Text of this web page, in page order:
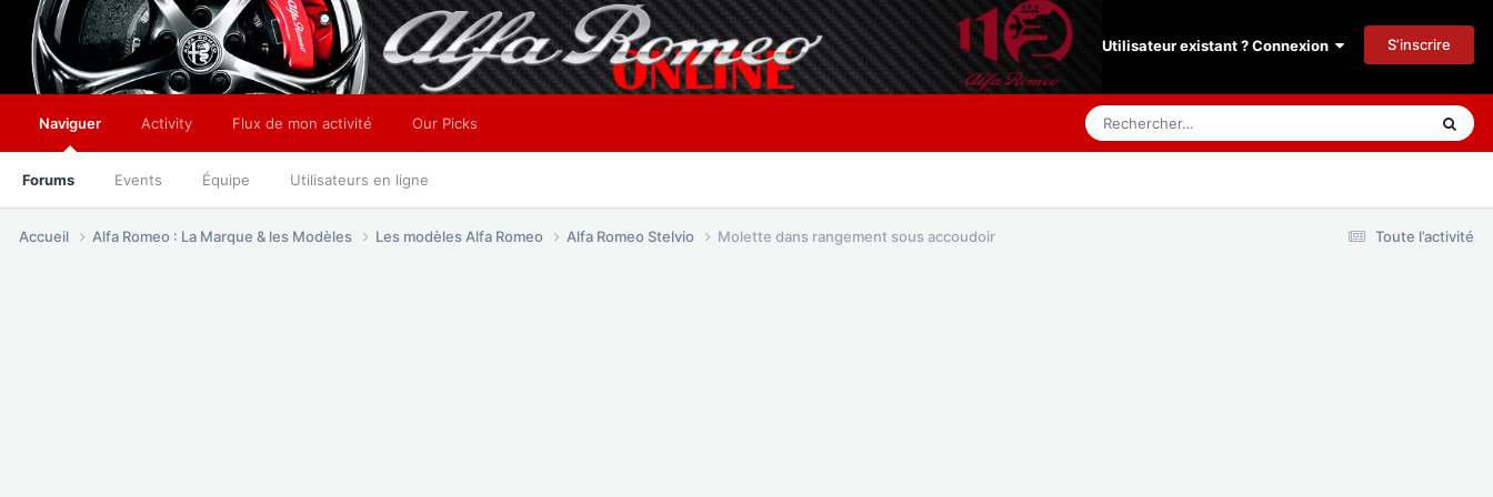
Utilisateur existant ? Connexion S’inscrire
Naviguer
Forums Events Équipe Utilisateurs en ligne
Activity Flux de mon activité Our Picks
Toute l’activité
Accueil Alfa Romeo : La Marque & les Modèles Les modèles Alfa Romeo Alfa Romeo Stelvio Molette dans rangement sous accoudoir